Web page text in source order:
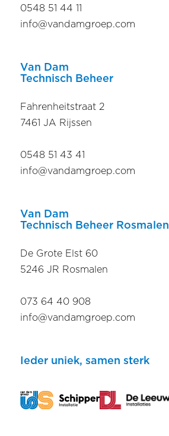
0548 51 44 11
info@vandamgroep.com
Van Dam
Technisch Beheer
Fahrenheitstraat 2
7461 JA Rijssen
0548 51 43 41
info@vandamgroep.com
Van Dam
Technisch Beheer Rosmalen
De Grote Elst 60
5246 JR Rosmalen
073 64 40 908
info@vandamgroep.com
Ieder uniek, samen sterk